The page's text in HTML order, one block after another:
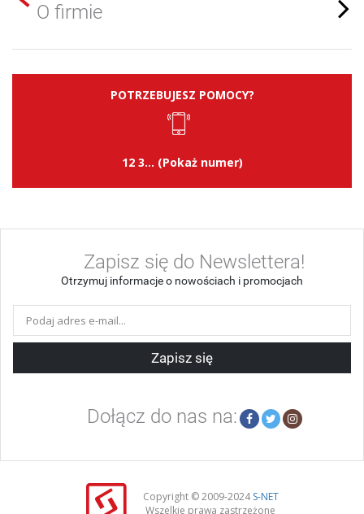
O firmie
POTRZEBUJESZ POMOCY?
12 3... (Pokaż numer)
Zapisz się do Newslettera!
Otrzymuj informacje o nowościach i promocjach
Zapisz się
Dołącz do nas na:
Copyright © 2009-2024S-NET
Wszelkie prawa zastrzeżone